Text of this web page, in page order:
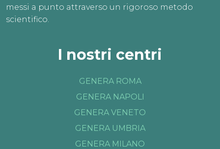
messi a punto attraverso un rigoroso metodo
scientifico.
I nostri centri
GENERA ROMA
GENERA NAPOLI
GENERA VENETO
GENERA UMBRIA
GENERA MILANO